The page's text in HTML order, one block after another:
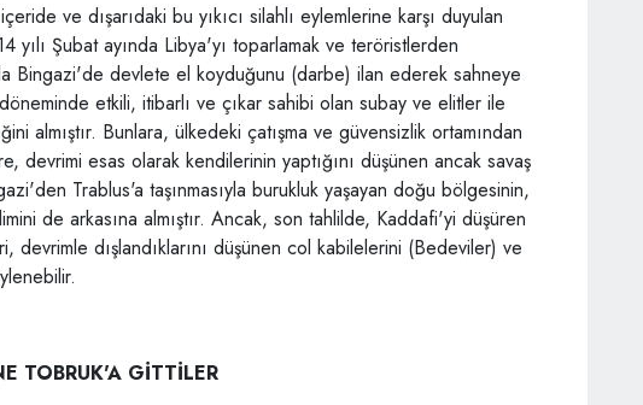
ve dışarıdaki bu yıkıcı silahlı eylemlerine karşı duyulan
yılı Şubat ayında Libya'yı toparlamak ve teröristlerden
Bingazi'de devlete el koyduğunu (darbe) ilan ederek sahneye
etkili, itibarlı ve çıkar sahibi olan subay ve elitler ile
almıştır. Bunlara, ülkedeki çatışma ve güvensizlik ortamından
devrimi esas olarak kendilerinin yaptığını düşünen ancak savaş
Trablus'a taşınmasıyla burukluk yaşayan doğu bölgesinin,
de arkasına almıştır. Ancak, son tahlilde, Kaddafi'yi düşüren
devrimle dışlandıklarını düşünen col kabilelerini (Bedeviler) ve
TOBRUK'A GİTTİLER